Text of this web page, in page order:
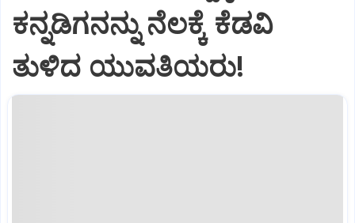
ಕನ್ನಡಿಗನನ್ನು ನೆಲಕ್ಕೆ ಕೆಡವಿ
ತುಳಿದ ಯುವತಿಯರು!